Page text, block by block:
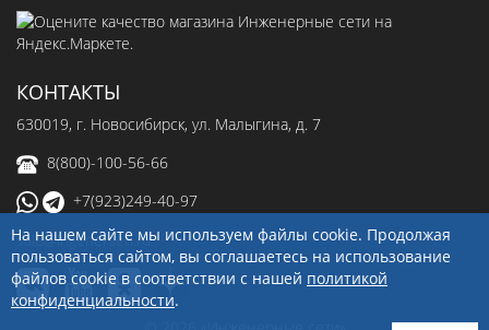
КОНТАКТЫ
630019, г. Новосибирск, ул. Малыгина, д. 7
8(800)-100-56-66
+7(923)249-40-97
sale@ingenerseti.ru
На нашем сайте мы используем файлы cookie. Продолжая
пользоваться сайтом, вы соглашаетесь на использование
файлов cookie в соответствии с нашей политикой
конфиденциальности.